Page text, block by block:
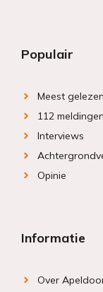
Populair
Meest gelezen
112 meldingen
Interviews
Opinie
Informatie
Over